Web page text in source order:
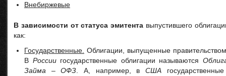
Внебиржевые
В зависимости от статуса эмитента выпустившего
как:
Государственные. Облигации, выпущенные
В Россиигосударственные облигации называются
Займа – ОФЗ . А, например, вСША